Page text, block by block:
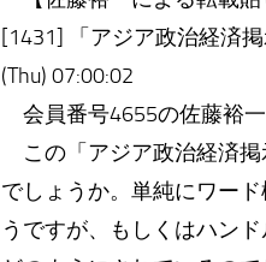
[1431] 「アジア政治経済
(Thu) 07:00:02
会員番号4655の佐藤裕一
この「アジア政治経済掲
でしょうか。単純にワー
うですが、もしくはハン